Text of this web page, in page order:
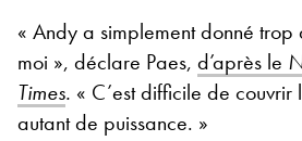
« Andy a simplement donné
moi », déclare Paes, d’après le
Times. « C’est difficile de
autant de puissance. »